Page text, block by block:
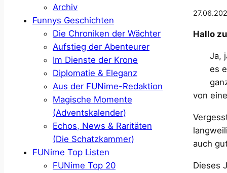
Archiv
Funnys Geschichten
Die Chroniken der Wächter
Aufstieg der Abenteurer
Im Dienste der Krone
Diplomatie & Eleganz
Aus der FUNime-Redaktion
Magische Momente
(Adventskalender)
Echos, News & Raritäten
(Die Schatzkammer)
FUNime Top Listen
FUNime Top 20
Hallo
Ja,
es
von
auch
Dieses